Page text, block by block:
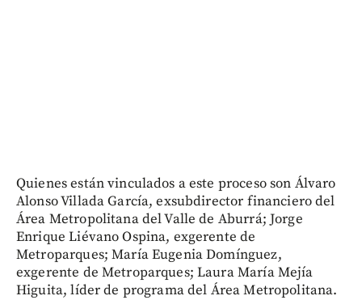
Quienes están vinculados a este proceso son Álvaro
Alonso Villada García, exsubdirector financiero del
Área Metropolitana del Valle de Aburrá; Jorge
Enrique Liévano Ospina, exgerente de
Metroparques; María Eugenia Domínguez,
exgerente de Metroparques; Laura María Mejía
Higuita, líder de programa del Área Metropolitana.